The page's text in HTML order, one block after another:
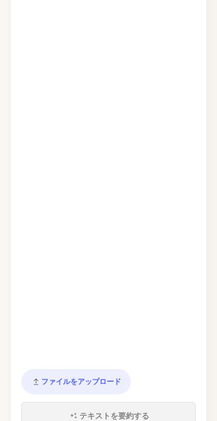
ファイルをアップロード
テキストを要約する